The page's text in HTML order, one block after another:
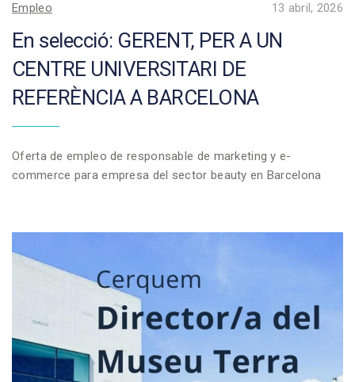
Empleo 13 abril, 2026
En selecció: GERENT, PER A UN
CENTRE UNIVERSITARI DE
REFERÈNCIA A BARCELONA
Oferta de empleo de responsable de marketing y e-
commerce para empresa del sector beauty en Barcelona